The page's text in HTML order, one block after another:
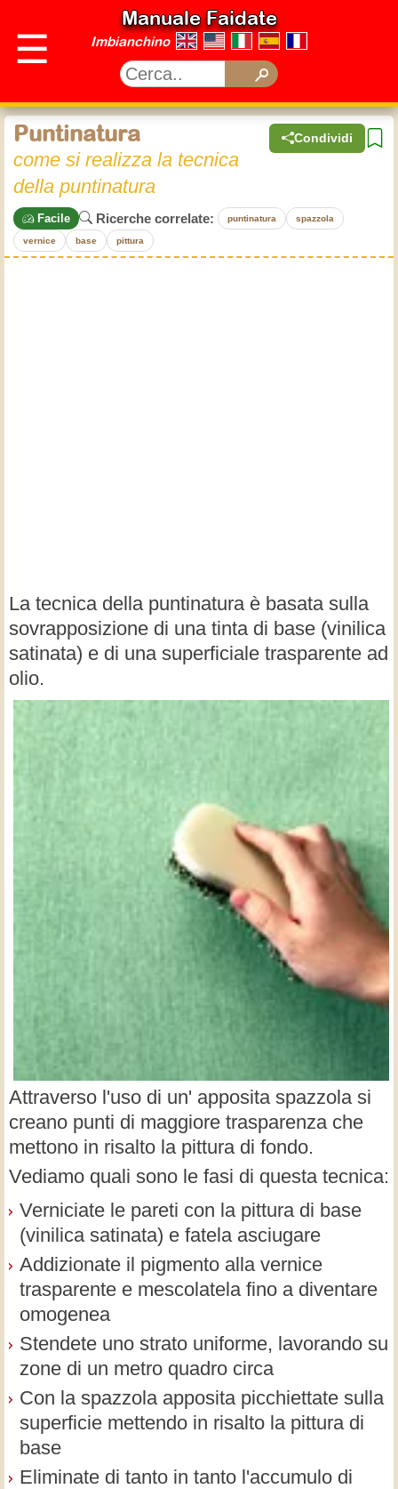
☰
Manuale Faidate
Imbianchino
Condividi
Puntinatura
come si realizza la tecnica
della puntinatura
Facile Ricerche correlate: puntinatura spazzola
vernice base pittura
La tecnica della puntinatura è basata sulla
sovrapposizione di una tinta di base (vinilica
satinata) e di una superficiale trasparente ad
olio.
Attraverso l'uso di un' apposita spazzola si
creano punti di maggiore trasparenza che
mettono in risalto la pittura di fondo.
Vediamo quali sono le fasi di questa tecnica:
Verniciate le pareti con la pittura di base
(vinilica satinata) e fatela asciugare
Addizionate il pigmento alla vernice
trasparente e mescolatela fino a diventare
omogenea
Stendete uno strato uniforme, lavorando su
zone di un metro quadro circa
Con la spazzola apposita picchiettate sulla
superficie mettendo in risalto la pittura di
base
Eliminate di tanto in tanto l'accumulo di